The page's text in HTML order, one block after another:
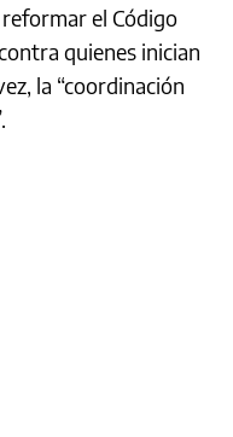
el Código
quienes inician
la “coordinación